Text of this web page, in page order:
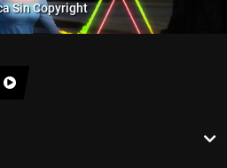
Sin Copyright